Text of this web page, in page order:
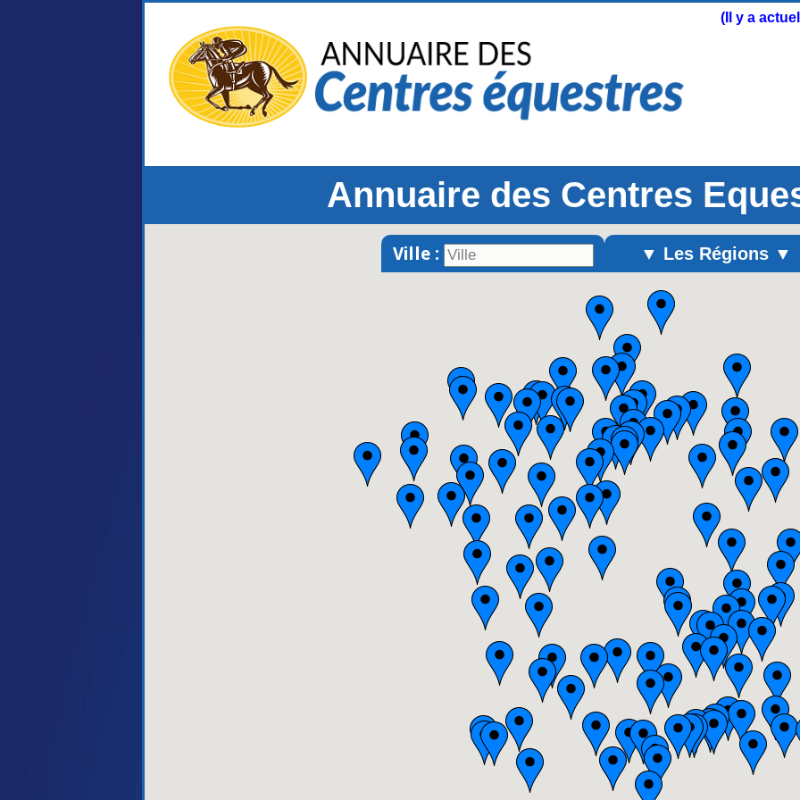
(Il y a
Annuaire des Centres
Ville : ▼ Les Régions ▼
Basse-Normandie
Bourgogne
Bretagne
Centre
Champagne-Ardenne
Franche-Comté
Haute-Normandie
Ile-de-France
Languedoc-Roussillon
Limousin
Lorraine
Midi-Pyrénées
Nord-Pas-de-Calais
Pays-de-la-Loire
Picardie
Poitou-Charentes
Provence-Alpes-Côte-